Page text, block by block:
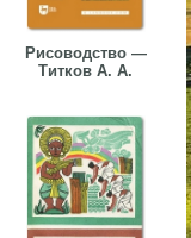
Рисоводство —
Титков А. А.